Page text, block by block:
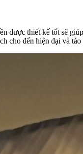
được thiết kế tốt sẽ
cho đến hiện đại và táo